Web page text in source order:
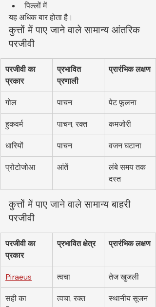
पिल्लों में
यह अधिक बार होता है।
कुत्तों में पाए जाने वाले सामान्य आंतरिक
परजीवी
परजीवी का
प्रकार
प्रभावित
प्रणाली
प्रारंभिक लक्षण
गोल पाचन पेट फूलना
हुकवर्म पाचन, रक्त कमजोरी
धारियों पाचन वजन घटाना
प्रोटोजोआ आंतें
लंबे समय तक
दस्त
कुत्तों में पाए जाने वाले सामान्य बाहरी
परजीवी
परजीवी का
प्रकार
प्रभावित क्षेत्र प्रारंभिक लक्षण
Piraeus त्वचा तेज खुजली
सही का
त्वचा, रक्त स्थानीय सूजन